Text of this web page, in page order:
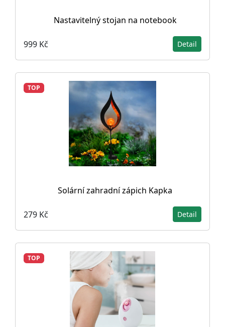
Nastavitelný stojan na notebook
999 Kč Detail
TOP
Solární zahradní zápich Kapka
279 Kč Detail
TOP